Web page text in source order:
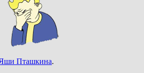
Пташкина.